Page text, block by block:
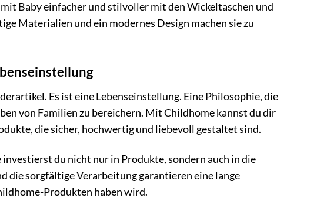
Baby einfacher und stilvoller mit den Wickeltaschen und
Materialien und ein modernes Design machen sie zu
Es ist eine Lebenseinstellung. Eine Philosophie, die
von Familien zu bereichern. Mit Childhome kannst du dir
die sicher, hochwertig und liebevoll gestaltet sind.
du nicht nur in Produkte, sondern auch in die
die sorgfältige Verarbeitung garantieren eine lange
Produkten haben wird.